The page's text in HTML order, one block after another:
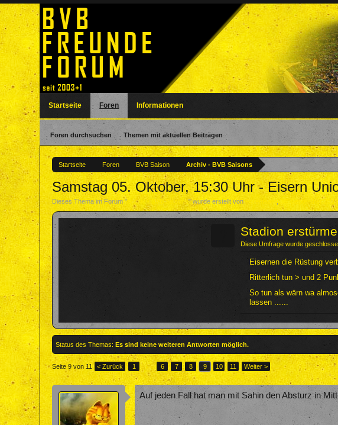
Startseite Foren BVB Saison Archiv - BVB Saisons
Samstag 05. Oktober, 15:30 Uhr - Eisern
Dieses Thema im Forum "Archiv - BVB Saisons" wurde erstellt vonForenteam ,30. September 2024
Stadion
Diese Umfrage wurde
Eisernen die Rüstung
Ritterlich tun > und 2
So tun als wärn wa
lassen ......
Status des Themas: Es sind keine weiteren Antworten möglich.
Seite 9 von 11 < Zurück 1 ← 6 7 8 9 10 11 Weiter >
Auf jeden Fall hat man mit Sahin den Absturz in
Startseite Foren
Foren durchsuchen Themen mit aktuellen Beiträgen
Informationen